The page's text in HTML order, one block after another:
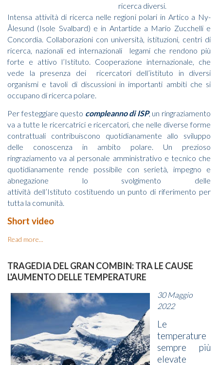
ricerca diversi.
Intensa attività di ricerca nelle regioni polari in Artico a Ny-
Ålesund (Isole Svalbard) e in Antartide a Mario Zucchelli e
Concordia. Collaborazioni con università, istituzioni, centri di
ricerca, nazionali ed internazionali legami che rendono più
forte e attivo l’Istituto. Cooperazione internazionale, che
vede la presenza dei ricercatori dell’istituto in diversi
organismi e tavoli di discussioni in importanti ambiti che si
occupano di ricerca polare.
Per festeggiare questo compleanno di ISP, un ringraziamento
va a tutte le ricercatrici e ricercatori, che nelle diverse forme
contrattuali contribuiscono quotidianamente allo sviluppo
delle conoscenza in ambito polare. Un prezioso
ringraziamento va al personale amministrativo e tecnico che
quotidianamente rende possibile con serietà, impegno e
abnegazione lo svolgimento delle
attività dell’Istituto costituendo un punto di riferimento per
tutta la comunità.
Short video
Read more...
TRAGEDIA DEL GRAN COMBIN: TRA LE CAUSE
L'AUMENTO DELLE TEMPERATURE
30 Maggio
2022
Le
temperature
sempre più
elevate